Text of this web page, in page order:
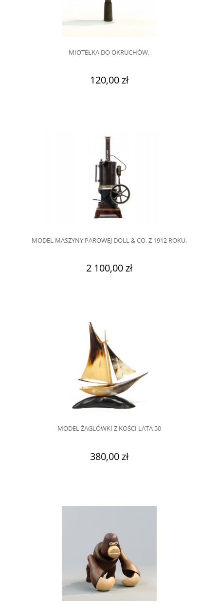
MIOTEŁKA DO OKRUCHÓW.
120,00 zł
MODEL MASZYNY PAROWEJ DOLL & CO. Z 1912 ROKU.
2 100,00 zł
MODEL ŻAGLÓWKI Z KOŚCI LATA 50
380,00 zł